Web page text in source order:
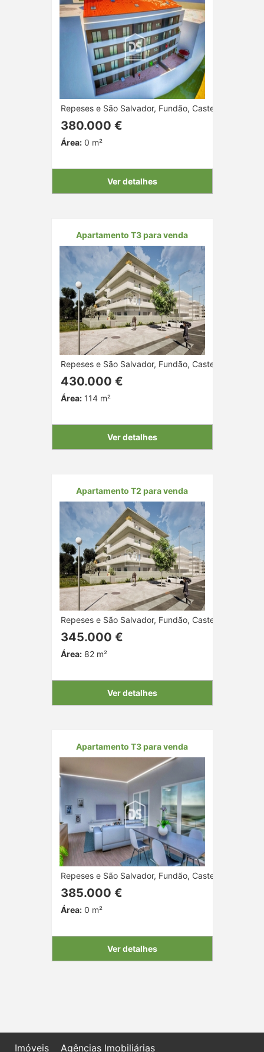
Repeses e São Salvador, Fundão, Castelo Branco
380.000 €
Área:0 m²
Ver detalhes
Apartamento T3 para venda
Repeses e São Salvador, Fundão, Castelo Branco
430.000 €
Área:114 m²
Ver detalhes
Apartamento T2 para venda
Repeses e São Salvador, Fundão, Castelo Branco
345.000 €
Área:82 m²
Ver detalhes
Apartamento T3 para venda
Repeses e São Salvador, Fundão, Castelo Branco
385.000 €
Área:0 m²
Ver detalhes
Imóveis Agências Imobiliárias